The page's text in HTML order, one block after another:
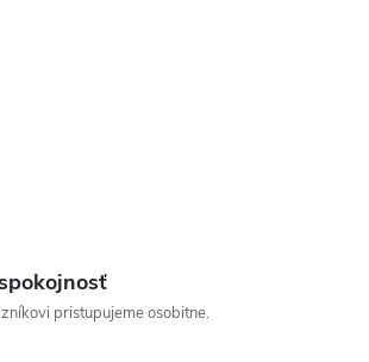
pristupujeme osobitne.